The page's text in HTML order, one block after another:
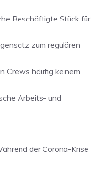
Beschäftigte Stück für
zum regulären
Crews häufig keinem
Arbeits- und
der Corona-Krise